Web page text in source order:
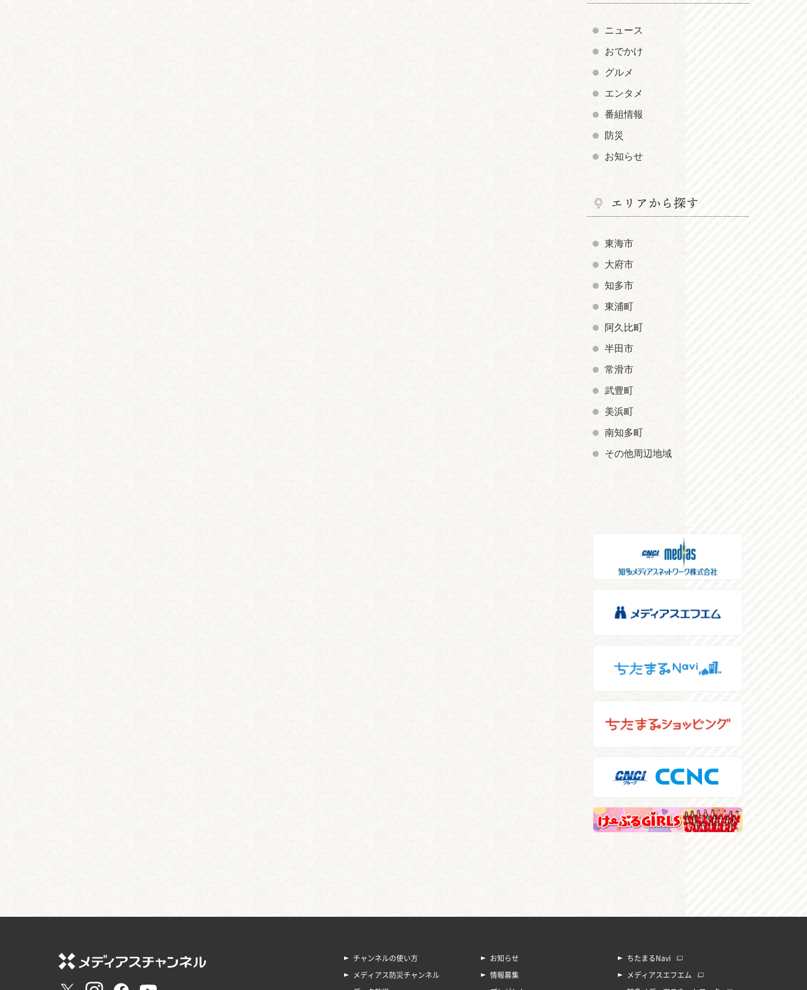
ニュース
おでかけ
グルメ
エンタメ
番組情報
防災
お知らせ
エリアから探す
東海市
大府市
知多市
東浦町
阿久比町
半田市
常滑市
武豊町
美浜町
南知多町
その他周辺地域
チャンネルの使い方
メディアス防災チャンネル
お知らせ
情報募集
ちたまるNavi
メディアスエフエム